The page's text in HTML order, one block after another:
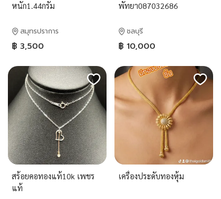
หนัก1.44กรัม
สมุทรปราการ
฿ 3,500
พัทยา087032686
ชลบุรี
฿ 10,000
สร้อยคอทองแท้10k เพชร
แท้
เครื่องประดับทองหุ้ม